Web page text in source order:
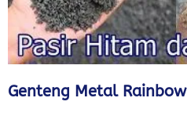
Genteng Metal Rainbow